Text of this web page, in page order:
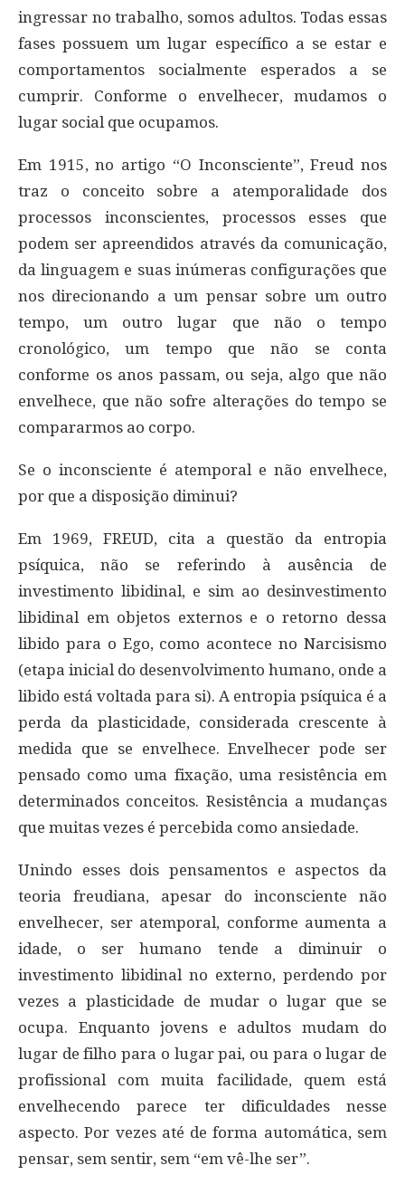
ingressar no trabalho, somos adultos. Todas essas
fases possuem um lugar específico a se estar e
comportamentos socialmente esperados a se
cumprir. Conforme o envelhecer, mudamos o
lugar social que ocupamos.
Em 1915, no artigo “O Inconsciente”, Freud nos
traz o conceito sobre a atemporalidade dos
processos inconscientes, processos esses que
podem ser apreendidos através da comunicação,
da linguagem e suas inúmeras configurações que
nos direcionando a um pensar sobre um outro
tempo, um outro lugar que não o tempo
cronológico, um tempo que não se conta
conforme os anos passam, ou seja, algo que não
envelhece, que não sofre alterações do tempo se
compararmos ao corpo.
Se o inconsciente é atemporal e não envelhece,
por que a disposição diminui?
Em 1969, FREUD, cita a questão da entropia
psíquica, não se referindo à ausência de
investimento libidinal, e sim ao desinvestimento
libidinal em objetos externos e o retorno dessa
libido para o Ego, como acontece no Narcisismo
(etapa inicial do desenvolvimento humano, onde a
libido está voltada para si). A entropia psíquica é a
perda da plasticidade, considerada crescente à
medida que se envelhece. Envelhecer pode ser
pensado como uma fixação, uma resistência em
determinados conceitos. Resistência a mudanças
que muitas vezes é percebida como ansiedade.
Unindo esses dois pensamentos e aspectos da
teoria freudiana, apesar do inconsciente não
envelhecer, ser atemporal, conforme aumenta a
idade, o ser humano tende a diminuir o
investimento libidinal no externo, perdendo por
vezes a plasticidade de mudar o lugar que se
ocupa. Enquanto jovens e adultos mudam do
lugar de filho para o lugar pai, ou para o lugar de
profissional com muita facilidade, quem está
envelhecendo parece ter dificuldades nesse
aspecto. Por vezes até de forma automática, sem
pensar, sem sentir, sem “em vê-lhe ser”.